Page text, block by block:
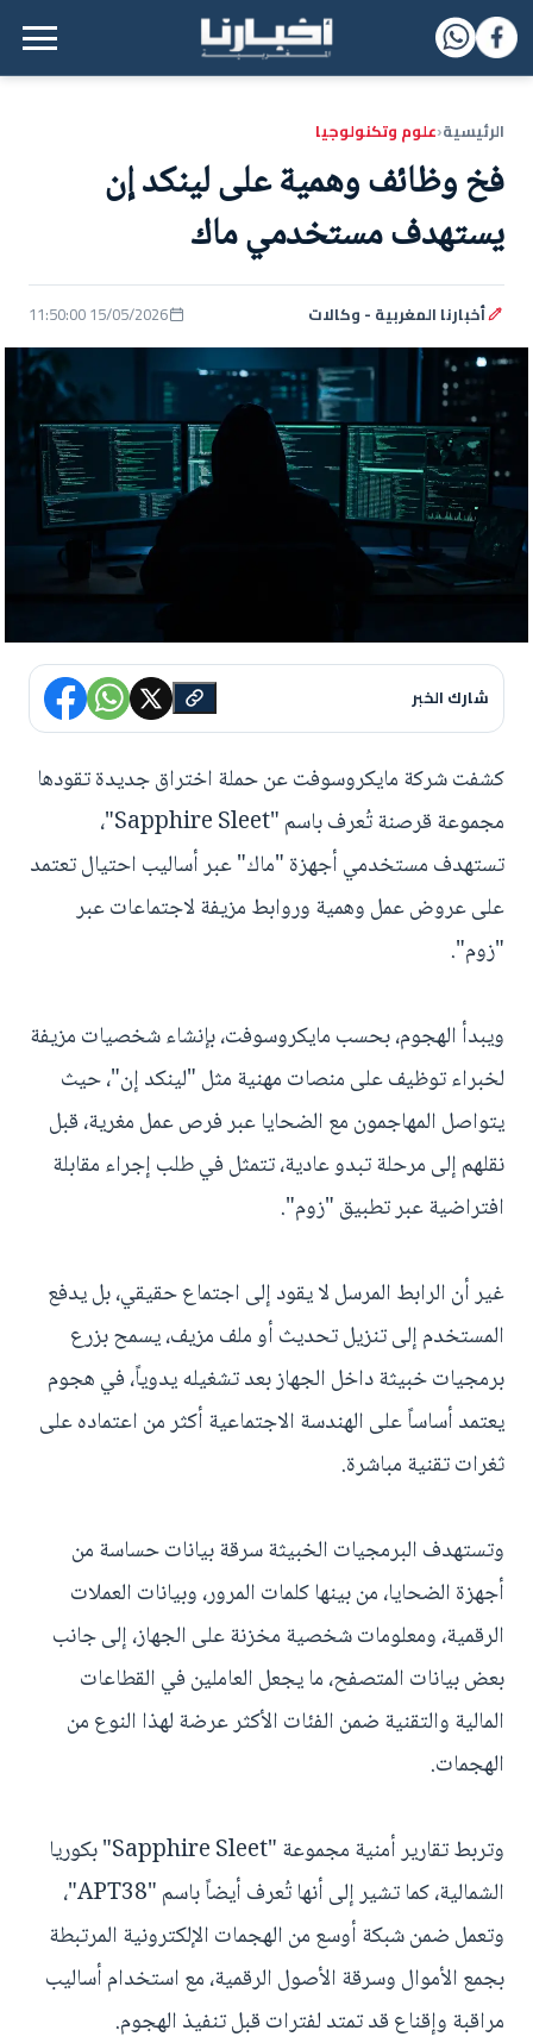
القائمة الرئيسية
الرئيسية‹علوم وتكنولوجيا
فخ وظائف وهمية على لينكد إن
يستهدف مستخدمي ماك
أخبارنا المغربية - وكالات 15/05/2026 11:50:00
شارك الخبر
كشفت شركة مايكروسوفت عن حملة اختراق جديدة تقودها
مجموعة قرصنة تُعرف باسم "Sapphire Sleet"،
تستهدف مستخدمي أجهزة "ماك" عبر أساليب احتيال تعتمد
على عروض عمل وهمية وروابط مزيفة لاجتماعات عبر
"زوم".
ويبدأ الهجوم، بحسب مايكروسوفت، بإنشاء شخصيات مزيفة
لخبراء توظيف على منصات مهنية مثل "لينكد إن"، حيث
يتواصل المهاجمون مع الضحايا عبر فرص عمل مغرية، قبل
نقلهم إلى مرحلة تبدو عادية، تتمثل في طلب إجراء مقابلة
افتراضية عبر تطبيق "زوم".
غير أن الرابط المرسل لا يقود إلى اجتماع حقيقي، بل يدفع
المستخدم إلى تنزيل تحديث أو ملف مزيف، يسمح بزرع
برمجيات خبيثة داخل الجهاز بعد تشغيله يدوياً، في هجوم
يعتمد أساساً على الهندسة الاجتماعية أكثر من اعتماده على
ثغرات تقنية مباشرة.
وتستهدف البرمجيات الخبيثة سرقة بيانات حساسة من
أجهزة الضحايا، من بينها كلمات المرور، وبيانات العملات
الرقمية، ومعلومات شخصية مخزنة على الجهاز، إلى جانب
بعض بيانات المتصفح، ما يجعل العاملين في القطاعات
المالية والتقنية ضمن الفئات الأكثر عرضة لهذا النوع من
الهجمات.
وتربط تقارير أمنية مجموعة "Sapphire Sleet" بكوريا
الشمالية، كما تشير إلى أنها تُعرف أيضاً باسم "APT38"،
وتعمل ضمن شبكة أوسع من الهجمات الإلكترونية المرتبطة
بجمع الأموال وسرقة الأصول الرقمية، مع استخدام أساليب
مراقبة وإقناع قد تمتد لفترات قبل تنفيذ الهجوم.